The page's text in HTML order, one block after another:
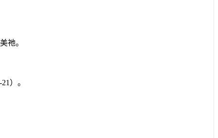
祂。
）。